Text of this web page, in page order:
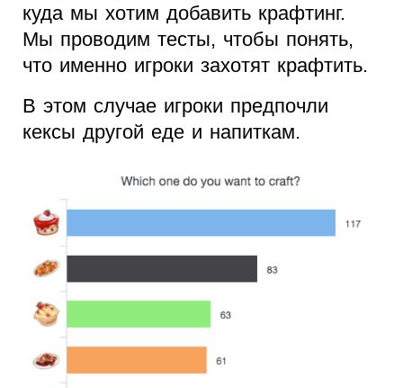
куда мы хотим добавить крафтинг.
Мы проводим тесты, чтобы понять,
что именно игроки захотят крафтить.
В этом случае игроки предпочли
кексы другой еде и напиткам.